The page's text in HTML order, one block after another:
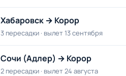
Хабаровск → Корор
3 пересадки · вылет 13 сентября
Сочи (Адлер) → Корор
2 пересадки · вылет 24 августа